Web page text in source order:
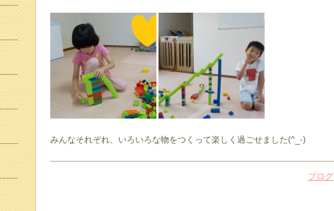
みんなそれぞれ、いろいろな物をつくって楽しく過ごせました(^_-)
ブログ